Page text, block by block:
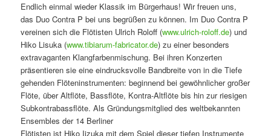
Endlich einmal wieder Klassik im Bürgerhaus! Wir freuen uns,
das Duo Contra P bei uns begrüßen zu können. Im Duo Contra P
vereinen sich die Flötisten Ulrich Roloff (www.ulrich-roloff.de) und
Hiko Lisuka (www.tibiarum-fabricator.de) zu einer besonders
extravaganten Klangfarbenmischung. Bei ihren Konzerten
präsentieren sie eine eindrucksvolle Bandbreite von in die Tiefe
gehenden Flöteninstrumenten: beginnend bei gewöhnlicher großer
Flöte, über Altflöte, Bassflöte, Kontra-Altflöte bis hin zur riesigen
Subkontrabassflöte. Als Gründungsmitglied des weltbekannten
Ensembles der 14 Berliner
Flötisten ist Hiko Iizuka mit dem Spiel dieser tiefen Instrumente